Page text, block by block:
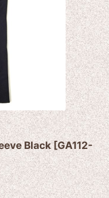
Black[GA112-